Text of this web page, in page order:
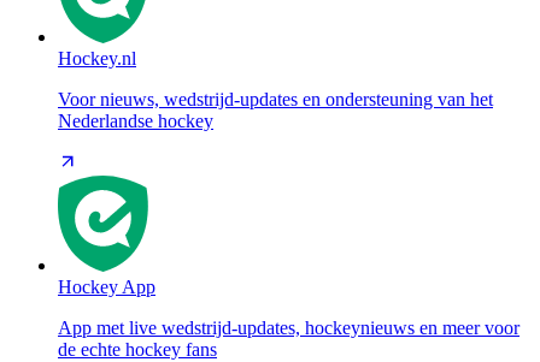
Hockey.nl
Voor nieuws, wedstrijd-updates en ondersteuning van het
Nederlandse hockey
Hockey App
App met live wedstrijd-updates, hockeynieuws en meer voor
de echte hockey fans